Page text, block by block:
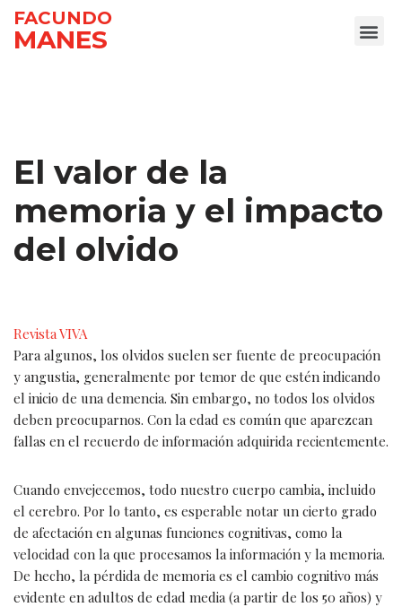
Ir
FACUNDO
MANES
El valor de la
memoria y el impacto
del olvido
Revista VIVA
Para algunos, los olvidos suelen ser fuente de preocupación
y angustia, generalmente por temor de que estén indicando
el inicio de una demencia. Sin embargo, no todos los olvidos
deben preocuparnos. Con la edad es común que aparezcan
fallas en el recuerdo de información adquirida recientemente.
Cuando envejecemos, todo nuestro cuerpo cambia, incluido
el cerebro. Por lo tanto, es esperable notar un cierto grado
de afectación en algunas funciones cognitivas, como la
velocidad con la que procesamos la información y la memoria.
De hecho, la pérdida de memoria es el cambio cognitivo más
evidente en adultos de edad media (a partir de los 50 años) y